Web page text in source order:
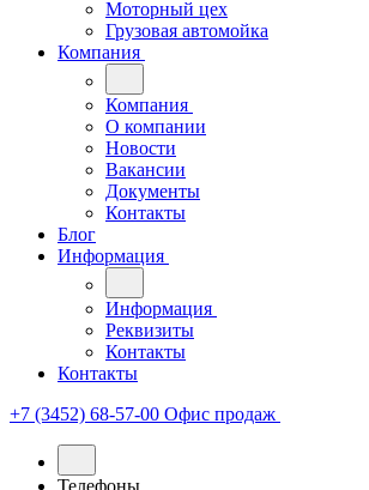
Моторный цех
Грузовая автомойка
Компания
Компания
О компании
Новости
Вакансии
Документы
Контакты
Блог
Информация
Информация
Реквизиты
Контакты
Контакты
+7 (3452) 68-57-00 Офис продаж
Телефоны